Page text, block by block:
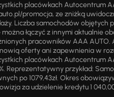
placówkach Autocentrum
promocja, ze zniżką
Liczba samochodów
łączyć z innymi
pracowników AAA
oferty ani zapewnienia w
placówkach Autocentrum
Reprezentatywny przykład:
po 1079,43zł. Okres
za udzielenie kredytu 1